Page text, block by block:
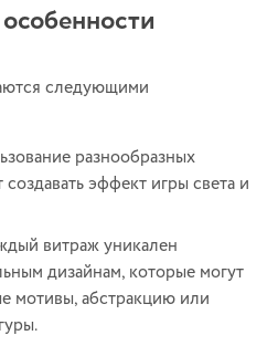
следующими
разнообразных
эффект игры света и
витраж уникален
дизайнам, которые могут
мотивы, абстракцию или